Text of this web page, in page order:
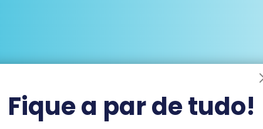
Fique a par de tudo!